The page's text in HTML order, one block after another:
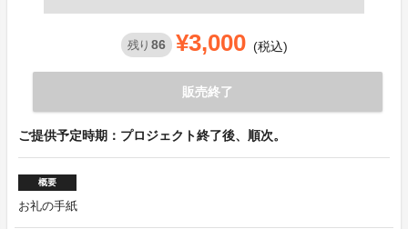
残り 86 ¥3,000 (税込)
販売終了
ご提供予定時期：プロジェクト終了後、順次。
概要
お礼の手紙